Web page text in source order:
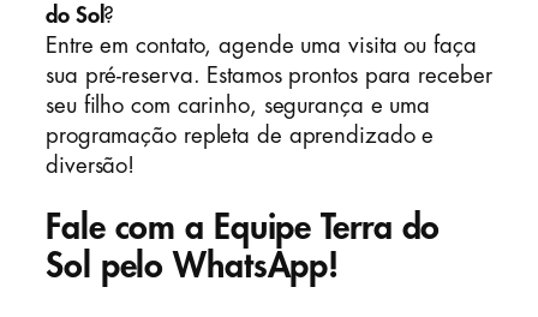
do Sol ?
Entre em contato, agende uma visita ou faça
sua pré-reserva. Estamos prontos para receber
seu filho com carinho, segurança e uma
programação repleta de aprendizado e
diversão!
Fale com a Equipe Terra do
Sol pelo WhatsApp!